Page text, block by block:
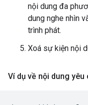
nội dung đa
dung nghe nhìn
trình phát.
Xoá sự kiện nội
Ví dụ về nội dung yêu